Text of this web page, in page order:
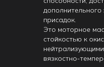
присадок.
Это моторное
стойкостью к
вязкостно-